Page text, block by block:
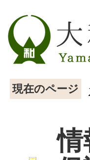
現在のページ
情